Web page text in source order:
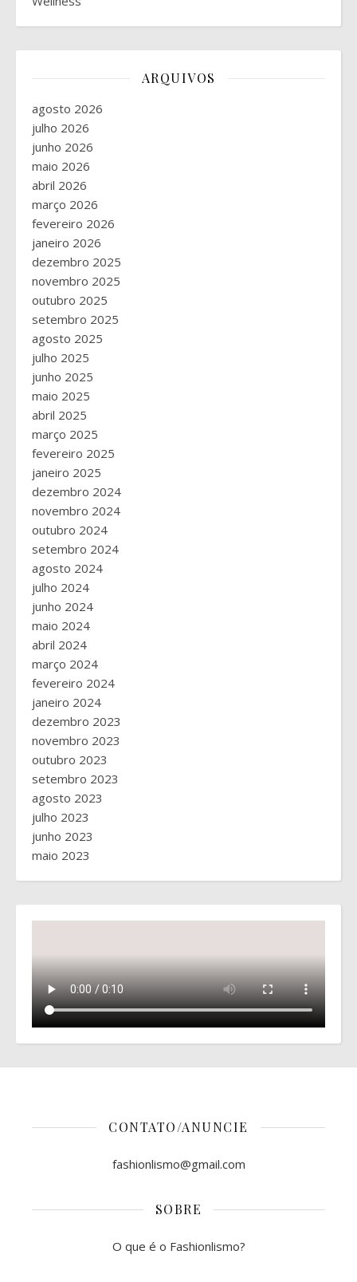
ARQUIVOS
agosto 2026
julho 2026
junho 2026
maio 2026
abril 2026
março 2026
fevereiro 2026
janeiro 2026
dezembro 2025
novembro 2025
outubro 2025
setembro 2025
agosto 2025
julho 2025
junho 2025
maio 2025
abril 2025
março 2025
fevereiro 2025
janeiro 2025
dezembro 2024
novembro 2024
outubro 2024
setembro 2024
agosto 2024
julho 2024
junho 2024
maio 2024
abril 2024
março 2024
fevereiro 2024
janeiro 2024
dezembro 2023
novembro 2023
outubro 2023
setembro 2023
agosto 2023
julho 2023
junho 2023
maio 2023
CONTATO/ANUNCIE
fashionlismo@gmail.com
SOBRE
O que é o Fashionlismo?